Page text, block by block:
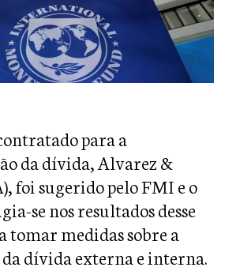
para a
da dívida, Alvarez &
foi sugerido pelo FMI e o
se nos resultados desse
tomar medidas sobre a
dívida externa e interna.